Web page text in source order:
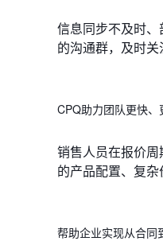
信息同步不及时
的沟通群，及时
CPQ助力团队更快
销售人员在报价
的产品配置、复
帮助企业实现从合同